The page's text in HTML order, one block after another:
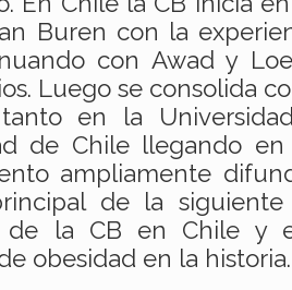
Buren con la
con Awad y
Luego se consolida
en la
de Chile llegando
ampliamente
de la
de la CB en Chile y
obesidad en la